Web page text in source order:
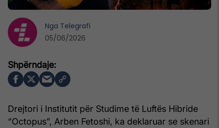
Drejtori i Institutit për Studime të Luftës Hibride
“Octopus”, Arben Fetoshi, ka deklaruar se skenari
Nga Telegrafi
05/06/2026